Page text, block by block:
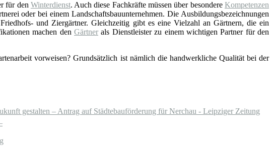
für den Winterdienst. Auch diese Fachkräfte müssen über besondereKompetenzen
oder bei einem Landschaftsbauunternehmen. Die Ausbildungsbezeichnungen
und Ziergärtner. Gleichzeitig gibt es eine Vielzahl an Gärtnern, die ein
machen den Gärtner als Dienstleister zu einem wichtigen Partner für den
vorweisen? Grundsätzlich ist nämlich die handwerkliche Qualität bei der
gestalten – Antrag auf Städtebauförderung für Nerchau - Leipziger Zeitung